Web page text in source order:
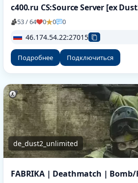
53 / 64 0 0 0
46.174.54.22:27015
Подробнее Подключиться
de_dust2_unlimited
FABRIKA | Deathmatch | Bomb/